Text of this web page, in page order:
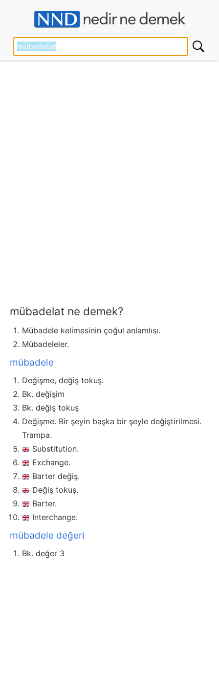
mübadelat ne demek?
Mübadele kelimesinin çoğul anlamlısı.
Mübadeleler.
mübadele
Değişme, değiş tokuş.
Bk. değişim
Bk. değiş tokuş
Değişme. Bir şeyin başka bir şeyle değiştirilmesi.
Trampa.
Substitution.
Exchange.
Barter değiş.
Değiş tokuş.
Barter.
Interchange.
mübadele değeri
Bk. değer 3